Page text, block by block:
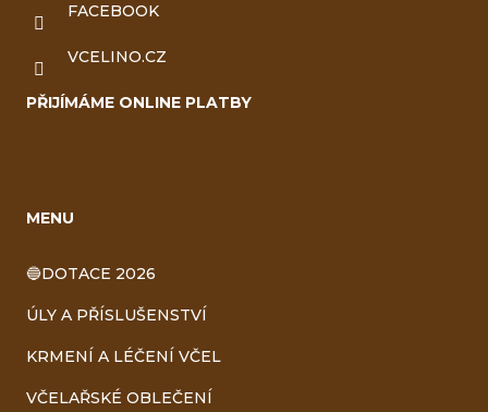
FACEBOOK
VCELINO.CZ
PŘIJÍMÁME ONLINE PLATBY
MENU
🔵DOTACE 2026
ÚLY A PŘÍSLUŠENSTVÍ
KRMENÍ A LÉČENÍ VČEL
VČELAŘSKÉ OBLEČENÍ